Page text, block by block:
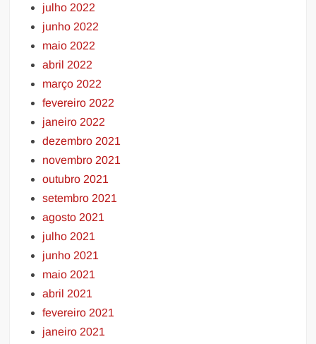
julho 2022
junho 2022
maio 2022
abril 2022
março 2022
fevereiro 2022
janeiro 2022
dezembro 2021
novembro 2021
outubro 2021
setembro 2021
agosto 2021
julho 2021
junho 2021
maio 2021
abril 2021
fevereiro 2021
janeiro 2021